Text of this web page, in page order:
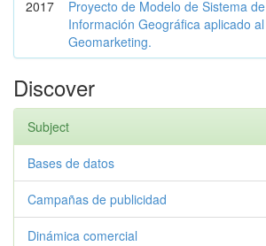
2017
Proyecto de Modelo de Sistema de
Información Geográfica aplicado al
Geomarketing.
Discover
Subject
Bases de datos
Campañas de publicidad
Dinámica comercial